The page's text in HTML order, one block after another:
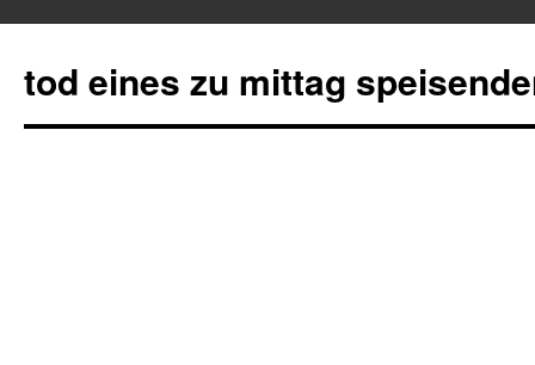
tod eines zu mittag